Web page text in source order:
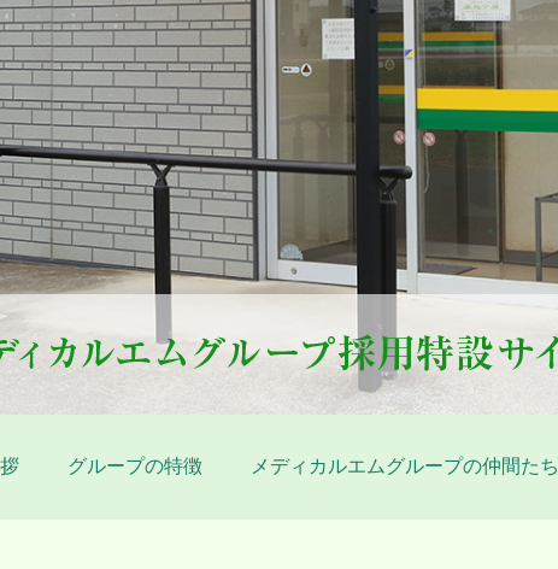
グループの特徴 メディカルエムグループの仲間たち